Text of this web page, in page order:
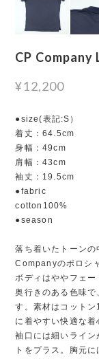
CP
¥12,200
●size(表記:S）
着丈：64.5cm
身幅：49cm
肩幅：43cm
袖丈：19.5cm
●fabric
cotton100%
●season
落ち着いたトーン
Companyのポロシ
ボディはややフェ
奥行きのある色味
す。素材はコット
に着やすい快適な着
袖口には細いライ
トをプラス。胸元